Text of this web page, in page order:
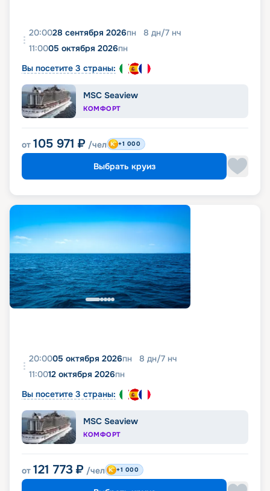
20:0028 сентября 2026пн 8 дн/7 нч
11:0005 октября 2026пн
Вы посетите 3 страны:
MSC Seaview
КОМФОРТ
от 105 971 ₽ /чел +1 000
Выбрать круиз
20:0005 октября 2026пн 8 дн/7 нч
11:0012 октября 2026пн
Вы посетите 3 страны:
MSC Seaview
КОМФОРТ
от 121 773 ₽ /чел +1 000